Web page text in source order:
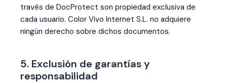
través de DocProtect son propiedad exclusiva de
cada usuario. Color Vivo Internet S.L. no adquiere
ningún derecho sobre dichos documentos.
5. Exclusión de garantías y
responsabilidad